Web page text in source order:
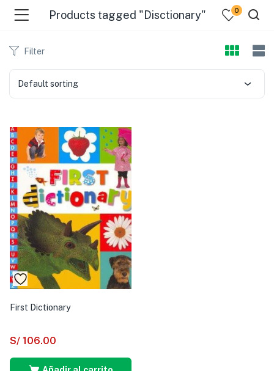
Products tagged "Disctionary" 0
Filter
Default sorting
First Dictionary
S/ 106.00